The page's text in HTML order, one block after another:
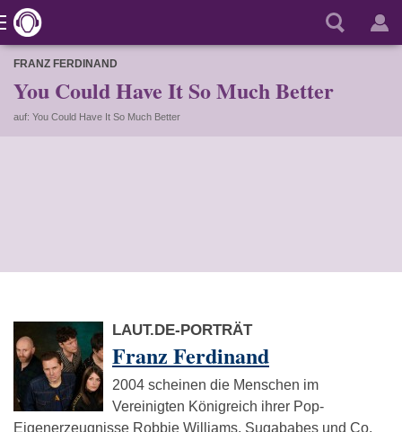
FRANZ FERDINAND
You Could Have It So Much Better
auf: You Could Have It So Much Better
LAUT.DE-PORTRÄT
Franz Ferdinand
2004 scheinen die Menschen im
Vereinigten Königreich ihrer Pop-
Eigenerzeugnisse Robbie Williams, Sugababes und Co.